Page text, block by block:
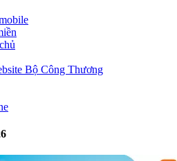
Bộ Công Thương